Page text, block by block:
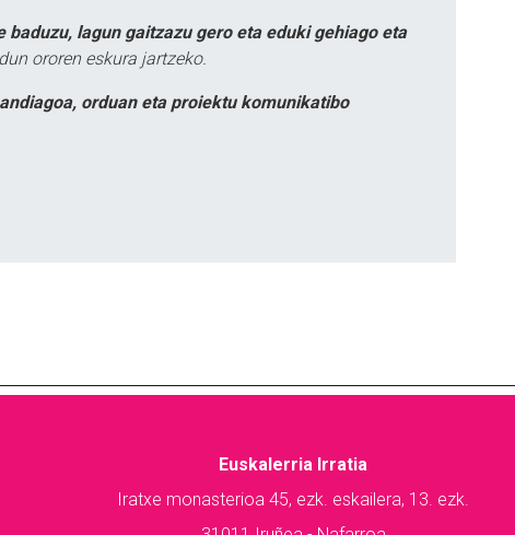
baduzu, lagun gaitzazu gero eta eduki gehiago eta
ororen eskura jartzeko.
orduan eta proiektu komunikatibo
Euskalerria Irratia
Iratxe monasterioa 45, ezk. eskailera, 13. ezk.